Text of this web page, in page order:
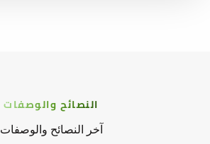
النصائح والوصفات
آخر النصائح والوصفات